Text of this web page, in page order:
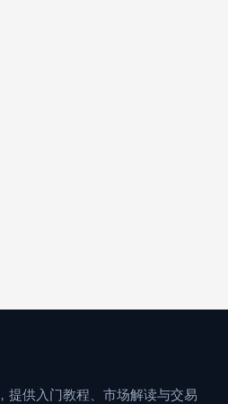
提供入门教程、市场解读与交易